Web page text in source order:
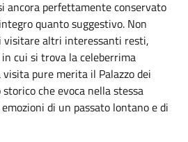
ancora perfettamente conservato
quanto suggestivo. Non
visitare altri interessanti resti,
cui si trova la celeberrima
visita pure merita il Palazzo dei
che evoca nella stessa
di un passato lontano e di